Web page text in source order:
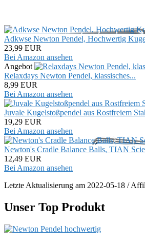
Adkwse Newton Pendel, Hochwertig
23,99 EUR
Bei Amazon ansehen
Angebot
Relaxdays Newton Pendel, klassisches...
8,99 EUR
Bei Amazon ansehen
Juvale Kugelstoßpendel aus Rostfreiem
19,29 EUR
Bei Amazon ansehen
Newton's Cradle Balance Balls, TIAN
12,49 EUR
Bei Amazon ansehen
Letzte Aktualisierung am 2022-05-18 /
Unser Top Produkt